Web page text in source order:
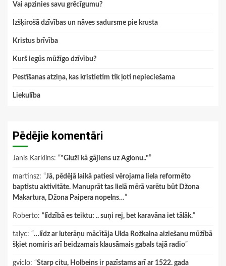
Vai apzinies savu grēcīgumu?
Izšķirošā dzīvības un nāves sadursme pie krusta
Kristus brīvība
Kurš iegūs mūžīgo dzīvību?
Pestīšanas atziņa, kas kristietim tik ļoti nepieciešama
Liekulība
Pēdējie komentāri
Janis Karklins: “"Gluži kā gājiens uz Aglonu.."”
martinsz: “Jā, pēdējā laikā patiesi vērojama liela reformēto
baptistu aktivitāte. Manuprāt tas lielā mērā varētu būt Džona
Makartura, Džona Paipera nopelns…”
Roberto: “ līdzībā es teiktu: .. suņi rej, bet karavāna iet tālāk.”
talyc: “…līdz ar luterāņu mācītāja Ulda Rožkalna aiziešanu mūžībā
šķiet nomiris arī beidzamais klausāmais gabals tajā radio”
gviclo: “Starp citu, Holbeins ir pazīstams arī ar 1522. gada